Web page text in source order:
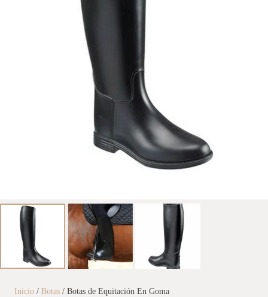
Inicio / Botas / Botas de Equitación En Goma